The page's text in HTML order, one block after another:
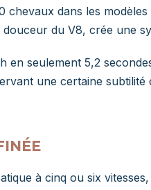
chevaux dans les
du V8, crée une
en seulement 5,2
une certaine subtilité
à cinq ou six